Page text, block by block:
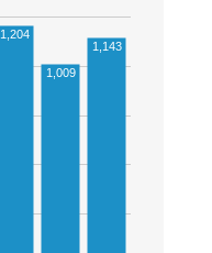
1,204
1,009
1,143